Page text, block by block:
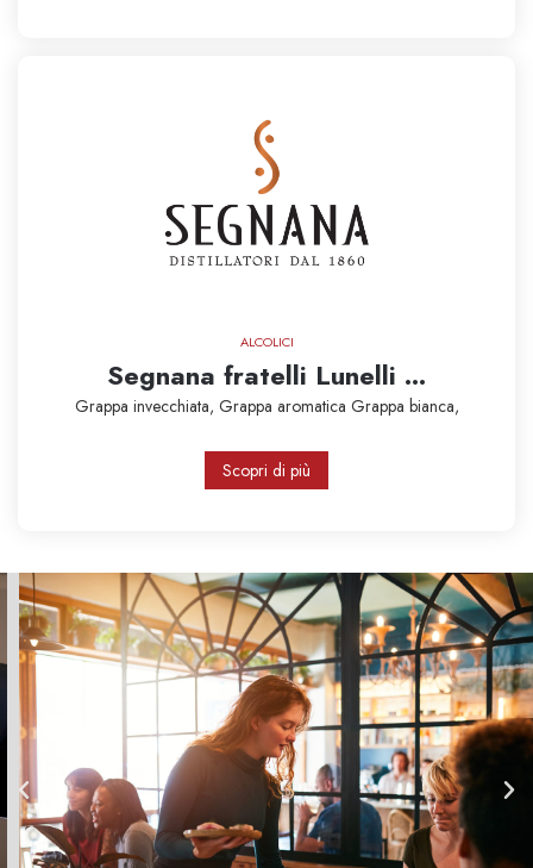
ALCOLICI
Segnana fratelli Lunelli ...
Grappa invecchiata, Grappa aromatica Grappa bianca,
Scopri di più